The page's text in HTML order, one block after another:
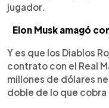
jugador.
Elon Musk amagó
Y es que los Diablos
contrato con el Real
millones de dólares
doble de lo que cobra